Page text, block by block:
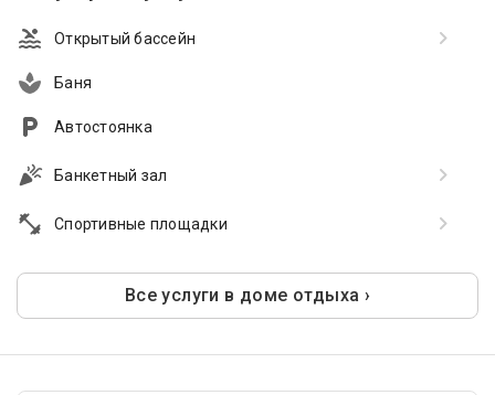
Открытый бассейн
Баня
Автостоянка
Банкетный зал
Спортивные площадки
Все услуги в доме отдыха ›